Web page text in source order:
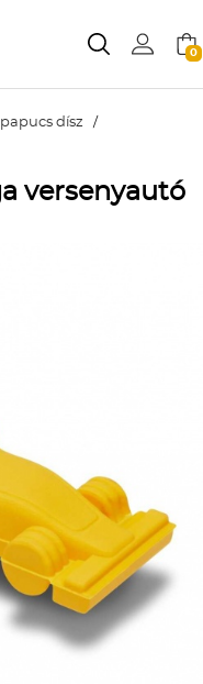
0
papucs dísz /
versenyautó